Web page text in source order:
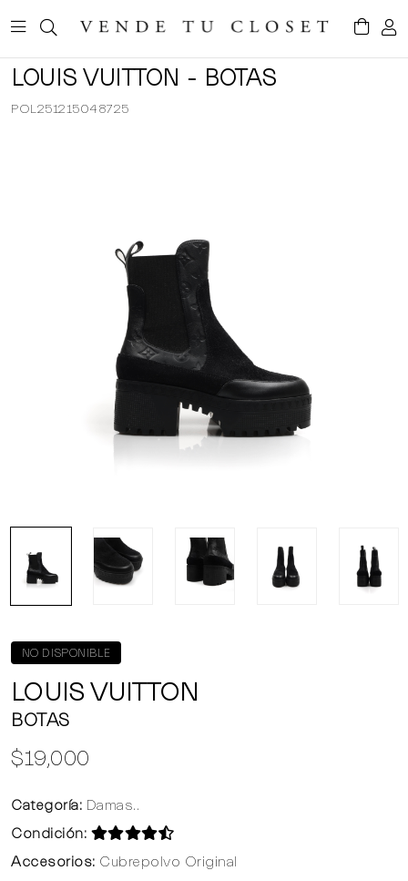
LOUIS VUITTON - BOTAS
POL251215048725
NO DISPONIBLE
LOUIS VUITTON
BOTAS
$19,000
Categoría: Damas..
Condición:
Accesorios: Cubrepolvo Original